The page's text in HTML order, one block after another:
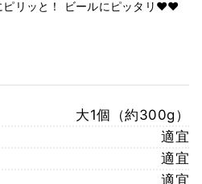
ピリッと！ ビールにピッタリ♥♥
大1個（約300g）
適宜
適宜
適宜